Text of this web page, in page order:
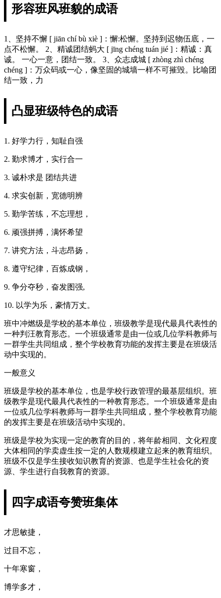
形容班风班貌的成语
1、坚持不懈 [ jiān chí bù xiè ]：懈:松懈。坚持到迟物伍底，一
点不松懈。 2、精诚团结蚂大 [ jīng chéng tuán jié ]：精诚：真
诚。 一心一意，团结一致。 3、众志成城 [ zhòng zhì chéng
chéng ]：万众码或一心，像坚固的城墙一样不可摧毁。比喻团
结一致，力
凸显班级特色的成语
1. 好学力行，知耻自强
2. 勤求博才，实行合一
3. 诚朴求是 团结共进
4. 求实创新，宽德明辨
5. 勤学苦练，不忘理想，
6. 顽强拼搏，满怀希望
7. 讲究方法，斗志昂扬，
8. 遵守纪律，百炼成钢，
9. 争分夺秒，奋发图强,
10. 以学为乐，豪情万丈。
班中冲燃级是学校的基本单位，班级教学是现代最具代表性的
一种判汪教育形态。一个班级通常是由一位或几位学科教师与
一群学生共同组成，整个学校教育功能的发挥主要是在班级活
动中实现的。
一般意义
班级是学校的基本单位，也是学校行政管理的最基层组织。班
级教学是现代最具代表性的一种教育形态。一个班级通常是由
一位或几位学科教师与一群学生共同组成，整个学校教育功能
的发挥主要是在班级活动中实现的。
班级是学校为实现一定的教育的目的，将年龄相同、文化程度
大体相同的学卖虚生按一定的人数规模建立起来的教育组织。
班级不仅是学生接收知识教育的资源、也是学生社会化的资
源、学生进行自我教育的资源。
四字成语夸赞班集体
才思敏捷，
过目不忘，
十年寒窗，
博学多才，